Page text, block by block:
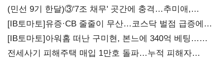
(민선 9기 한달)③'7조 채무' 곳간에 충격…추미애,
20년만에 '비상재정' 선언 승부수
[IB토마토]유증·CB 줄줄이 무산…코스닥 벌점 급증에
상폐 압박
[IB토마토]아워홈 떠난 구미현, 본느에 340억 베팅…
가족 지배체제 구축
전세사기 피해주택 매입 1만호 돌파…누적 피해자